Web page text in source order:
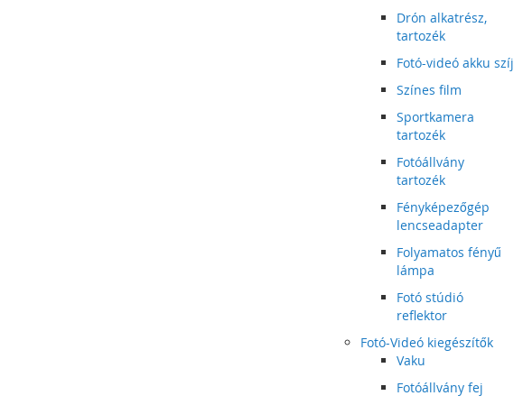
Drón alkatrész,
tartozék
Fotó-videó akku szíj
Színes film
Sportkamera
tartozék
Fotóállvány
tartozék
Fényképezőgép
lencseadapter
Folyamatos fényű
lámpa
Fotó stúdió
reflektor
Fotó-Videó kiegészítők
Vaku
Fotóállvány fej